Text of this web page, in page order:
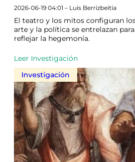
2026-06-19 04:01 – Luis Berrizbeitia
El teatro y los mitos configuran
arte y la política se entrelazan
reflejar la hegemonía.
Leer Investigación
Investigación